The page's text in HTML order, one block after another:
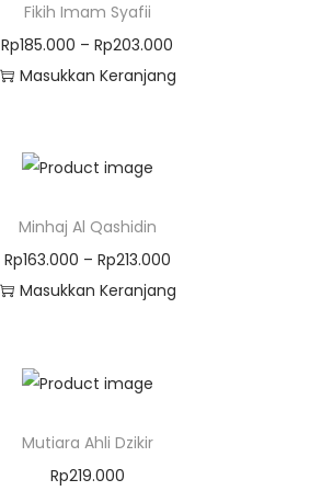
Fikih Imam Syafii
Rp185.000 – Rp203.000
Masukkan Keranjang
Minhaj Al Qashidin
Rp163.000 – Rp213.000
Masukkan Keranjang
Mutiara Ahli Dzikir
Rp219.000